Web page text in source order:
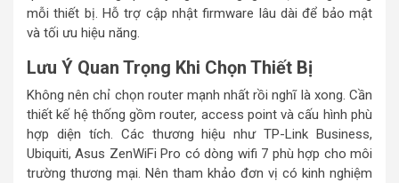
mỗi thiết bị. Hỗ trợ cập nhật firmware lâu dài để bảo mật
và tối ưu hiệu năng.
Lưu Ý Quan Trọng Khi Chọn Thiết Bị
Không nên chỉ chọn router mạnh nhất rồi nghĩ là xong. Cần
thiết kế hệ thống gồm router, access point và cấu hình phù
hợp diện tích. Các thương hiệu như TP-Link Business,
Ubiquiti, Asus ZenWiFi Pro có dòng wifi 7 phù hợp cho môi
trường thương mại. Nên tham khảo đơn vị có kinh nghiệm